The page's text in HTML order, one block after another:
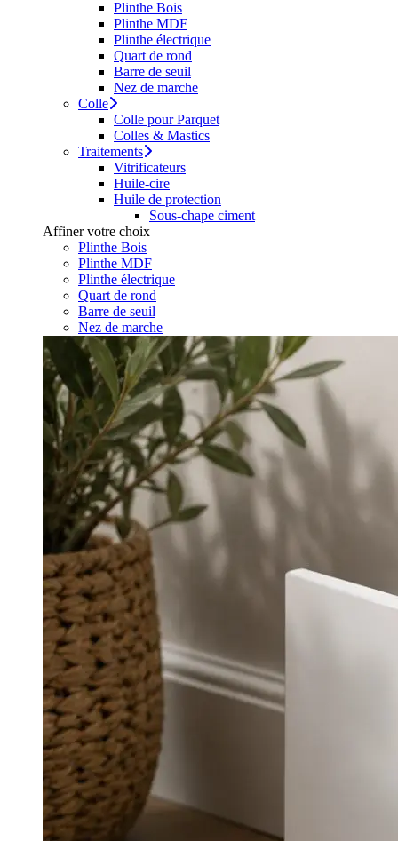
Plinthe Bois
Plinthe MDF
Plinthe électrique
Quart de rond
Barre de seuil
Nez de marche
Colle
Colle pour Parquet
Colles & Mastics
Traitements
Vitrificateurs
Huile-cire
Huile de protection
Sous-chape ciment
Affiner votre choix
Plinthe Bois
Plinthe MDF
Plinthe électrique
Quart de rond
Barre de seuil
Nez de marche